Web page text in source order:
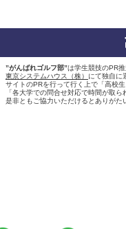
”がんばれゴルフ部”は学生競技のPR
東京システムハウス（株） にて独自に
サイトのPRを行って行く上で「高校
「各大学での問合せ対応で時間が取
是非ともご協力いただけるとありがた